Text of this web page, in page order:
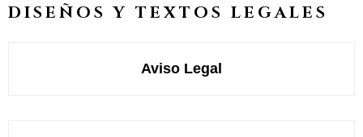
DISEÑOS Y TEXTOS LEGALES
Aviso Legal